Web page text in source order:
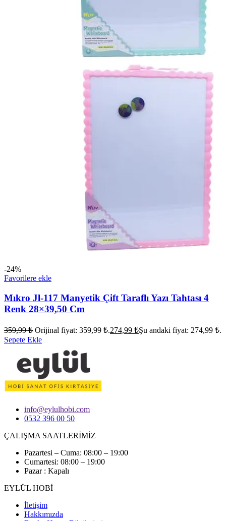
-24%
Favorilere ekle
Mıkro Jl-117 Manyetik Çift Taraflı Yazı Tahtası 4
Renk 28×39,50 Cm
359,99₺ Orijinal fiyat: 359,99 ₺.274,99 ₺Şu andaki fiyat: 274,99 ₺.
Sepete Ekle
info@eylulhobi.com
0532 396 00 50
ÇALIŞMA SAATLERİMİZ
Pazartesi – Cuma: 08:00 – 19:00
Cumartesi: 08:00 – 19:00
Pazar : Kapalı
EYLÜL HOBİ
İletişim
Hakkımızda